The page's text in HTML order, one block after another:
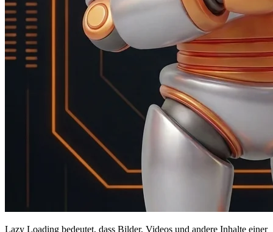
Lazy Loading bedeutet, dass Bilder, Videos und andere Inhalte einer